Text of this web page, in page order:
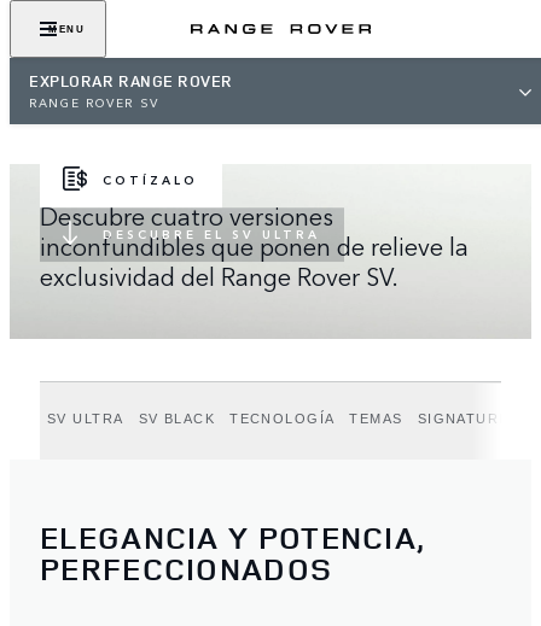
MENU
EXPLORAR RANGE ROVER
RANGE ROVER SV
RANGE ROVER SV
Range Rover SV Ultra. El máximo exponente del lujo y la
COTÍZALO
DESCUBRE EL SV ULTRA
Descubre cuatro versiones
inconfundibles que ponen de relieve la
exclusividad del Range Rover SV.
SV ULTRA SV BLACK TECNOLOGÍA TEMAS SIGNATURE
ELEGANCIA Y POTENCIA,
PERFECCIONADOS